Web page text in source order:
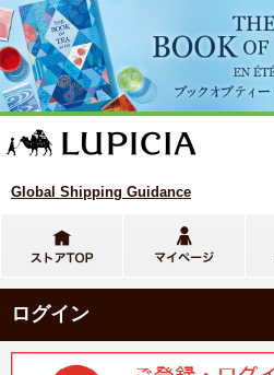
Global Shipping Guidance
ログイン